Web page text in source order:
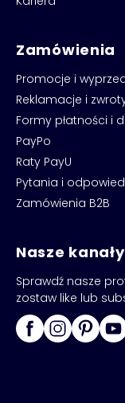
Zamówienia
Promocje i
Reklamacje i
Formy płatności i
PayPo
Raty PayU
Pytania i
Zamówienia B2B
Nasze kanały
Sprawdź nasze
zostaw like lub